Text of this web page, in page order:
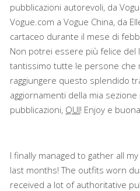
pubblicazioni autorevoli, da
Vogue.com a Vogue China, da
cartaceo durante il mese di
Non potrei essere più felice del
tantissimo tutte le persone che
raggiungere questo splendido
aggiornamenti della mia
pubblicazioni, QUI! Enjoy e
I finally managed to gather all
last months! The outfits worn
received a lot of authoritative